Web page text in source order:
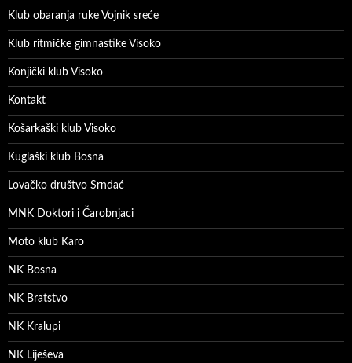
Klub obaranja ruke Vojnik sreće
Klub ritmičke gimnastike Visoko
Konjički klub Visoko
Kontakt
Košarkaški klub Visoko
Kuglaški klub Bosna
Lovačko društvo Srndać
MNK Doktori i Čarobnjaci
Moto klub Karo
NK Bosna
NK Bratstvo
NK Kralupi
NK Liješeva